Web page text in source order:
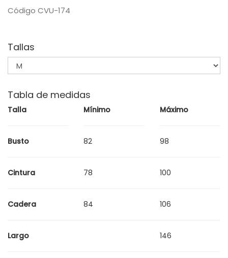
Código CVU-174
Tallas
Tabla de medidas
Talla Mínimo Máximo
Busto 82 98
Cintura 78 100
Cadera 84 106
Largo 146